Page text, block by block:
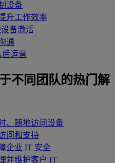
设备
升工作效率
备激活
通
后运营
不同团队的热门解
、随地访问设备
问和支持
企业 IT 安全
并维护客户 IT